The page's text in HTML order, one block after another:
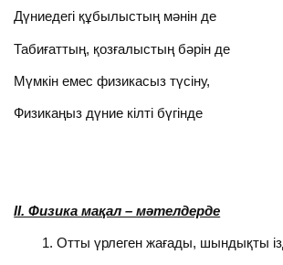
Дүниедегі құбылыстың мәнін де
Табиғаттың, қозғалыстың бәрін де
Мүмкін емес физикасыз түсіну,
Физикаңыз дүние кілті бүгінде
ІІ. Физика мақал – мәтелдерде
Отты үрлеген жағады, шындықты